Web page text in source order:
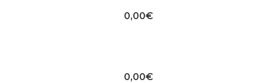
0,00€
0,00€